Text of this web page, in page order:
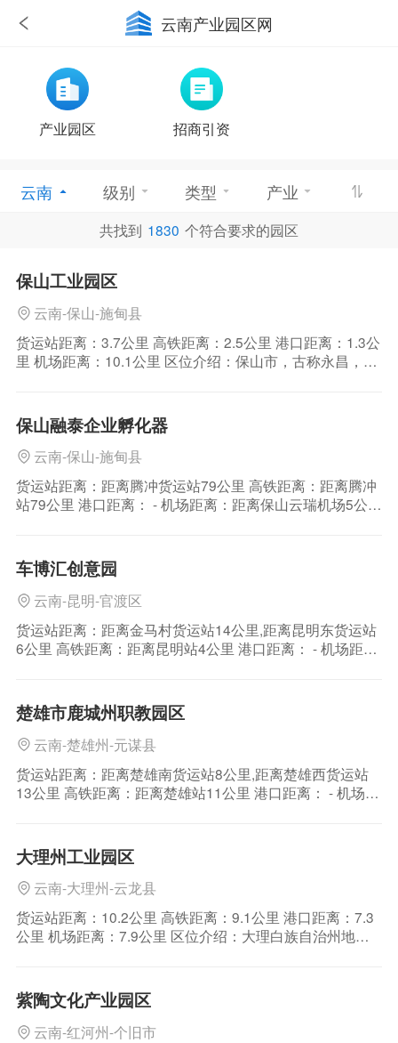
云南产业园区网
产业园区 招商引资
云南 级别 类型 产业
共找到 1830 个符合要求的园区
保山工业园区
云南-保山-施甸县
货运站距离：3.7公里 高铁距离：2.5公里 港口距离：1.3公
里 机场距离：10.1公里 区位介绍：保山市，古称永昌，是
四州市毗邻 公路运输：保山市，古称永昌，是云南省下辖
地级市，位于云南省西
保山融泰企业孵化器
云南-保山-施甸县
货运站距离：距离腾冲货运站79公里 高铁距离：距离腾冲
站79公里 港口距离： - 机场距离：距离保山云瑞机场5公里
州、临沧市接壤，北与怒江傈僳族自治州、西与德宏傣族
景颇族自治
车博汇创意园
云南-昆明-官渡区
货运站距离：距离金马村货运站14公里,距离昆明东货运站
6公里 高铁距离：距离昆明站4公里 港口距离： - 机场距
连，西南与玉溪市、东南与红河哈尼族彝族自治州毗邻，
西与楚雄彝族自治州接壤，东与曲靖市
楚雄市鹿城州职教园区
云南-楚雄州-元谋县
货运站距离：距离楚雄南货运站8公里,距离楚雄西货运站
13公里 高铁距离：距离楚雄站11公里 港口距离： - 机场距
昆明市，西接大理白族自治州，南连普洱市和玉溪市，北
临四川省攀枝花市。楚雄州辖1市
大理州工业园区
云南-大理州-云龙县
货运站距离：10.2公里 高铁距离：9.1公里 港口距离：7.3
公里 机场距离：7.9公里 区位介绍：大理白族自治州地处
跨东经98°52′～101°03′，北纬24°41′～26°42′之间，东巡
洱
紫陶文化产业园区
云南-红河州-个旧市